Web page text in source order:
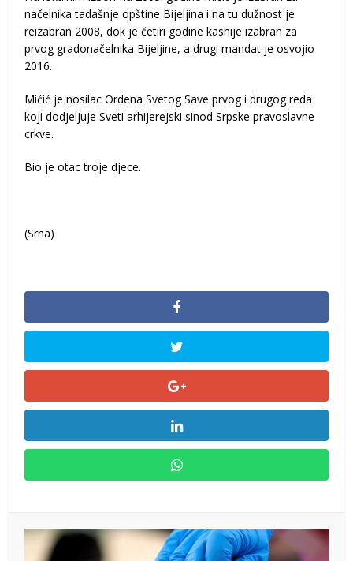
načelnika tadašnje opštine Bijeljina i na tu dužnost je
reizabran 2008, dok je četiri godine kasnije izabran za
prvog gradonačelnika Bijeljine, a drugi mandat je osvojio
2016.
Mićić je nosilac Ordena Svetog Save prvog i drugog reda
koji dodjeljuje Sveti arhijerejski sinod Srpske pravoslavne
crkve.
Bio je otac troje djece.
(Srna)